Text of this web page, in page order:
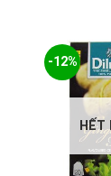
-12%
HẾT